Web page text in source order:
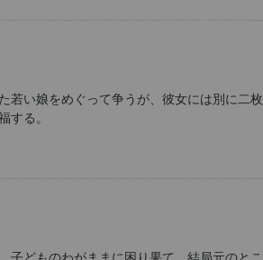
若い娘をめぐって争うが、彼女には別に二
する。